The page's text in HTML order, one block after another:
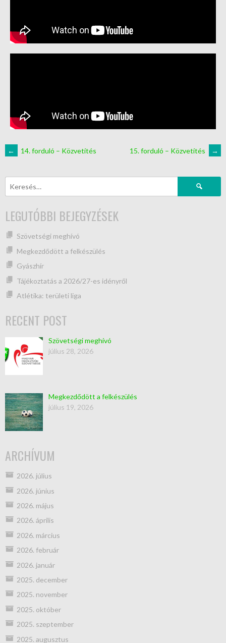
← 14. forduló – Közvetítés 15. forduló – Közvetítés →
LEGUTÓBBI BEJEGYZÉSEK
Szövetségi meghívó
Megkezdődött a felkészülés
Gyászhír
Tájékoztatás a 2026/27-es idényről
Atlétika: területi liga
RECENT POST
Szövetségi meghívó
július 28, 2026
Megkezdődött a felkészülés
július 19, 2026
ARCHÍVUM
2026. július
2026. június
2026. május
2026. április
2026. március
2026. február
2026. január
2025. december
2025. november
2025. október
2025. szeptember
2025. augusztus